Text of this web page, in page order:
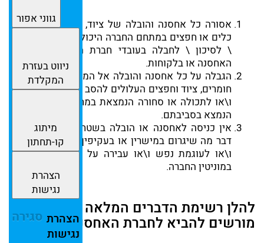
גווני אפור
ניווט בעזרת
המקלדת
מיתוג
קו-תחתון
הצהרת
נגישות
סגירה הצהרת
נגישות
אסורה כל אחסנה והובלה של ציוד, מכשירים, מכונות,
כלים או חפצים במתחם החברה היכולים להביא לפגיעה
\ לסיכון \ לחבלה בעובדי חברת ההובלה או חברת
האחסנה או בלקוחות.
הגבלה על כל אחסנה והובלה אל המחסנים של תכולה,
חומרים, ציוד וחפצים העלולים להסב נזק למבנה המחסן
ו\או לתכולה או סחורה הנמצאת במחסנים ו\או לרכוש
הנמצא בסביבתם.
אין כניסה לאחסנה או הובלה בשטח האחסנה של כל
דבר מה שיגרום במישרין או בעקיפין להוצאות כספיות
ו\או לעוגמת נפש ו\או עבירה על החוק ו\או פגיעה
במוניטין החברה.
להלן רשימת הדברים המלאה שאינם
מורשים להביא לחברת האחסנה: